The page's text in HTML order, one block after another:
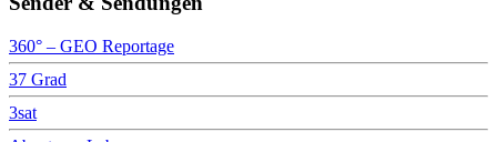
360° – GEO Reportage
37 Grad
3sat